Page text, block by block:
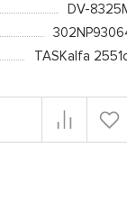
DV-
TASKalfa